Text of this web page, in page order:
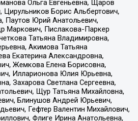
Ольга Евгеньевна, Щаров
Цирульников Борис Альбертович,
Паутов Юрий Анатольевич,
Маркович, Пислакова-Паркер
Татьяна Владимировна,
Акимова Татьяна
Екатерина Александровна,
Жемкова Елена Борисовна,
Илларионова Юлия Юрьевна,
Захарова Светлана Сергеевна,
Щур Татьяна Михайловна,
Блинушов Андрей Юрьевич,
Гефтер Валентин Михайлович,
Флиге Ирина Анатольевна,